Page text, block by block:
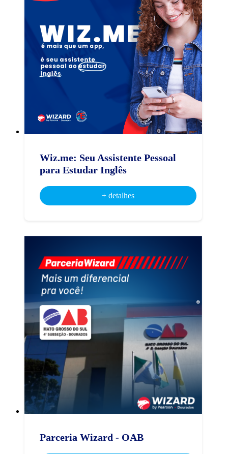
Wiz.me: Seu Assistente Pessoal
para Estudar Inglês
+ detalhes
Parceria Wizard - OAB